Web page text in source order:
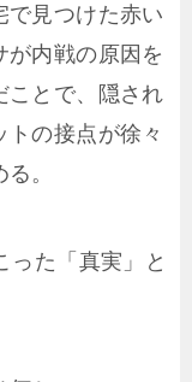
で見つけた赤い
内戦の原因を
ことで、隠され
の接点が徐々
。
った「真実」と